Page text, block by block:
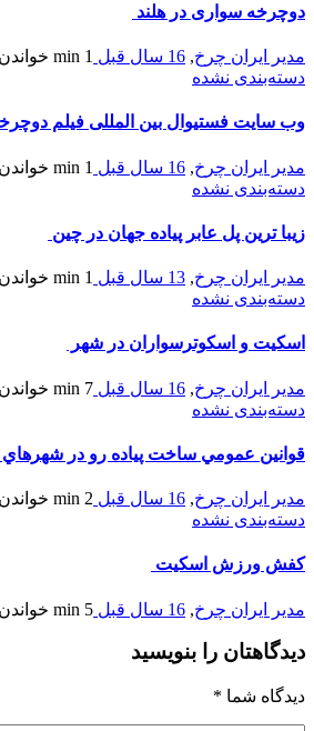
دوچرخه سواری در هلند
مدیر ایران چرخ, 16 سال قبل 1 min
خواندن
دسته‌بندی نشده
وب سایت فستیوال بین المللی فیلم
مدیر ایران چرخ, 16 سال قبل 1 min
خواندن
دسته‌بندی نشده
زیبا ترین پل عابر پیاده جهان در چین
مدیر ایران چرخ, 13 سال قبل 1 min
خواندن
دسته‌بندی نشده
اسكيت و اسكوترسواران در شهر
مدیر ایران چرخ, 16 سال قبل 7 min
خواندن
دسته‌بندی نشده
قوانين عمومي ساخت پياده رو در شهرهاي
مدیر ایران چرخ, 16 سال قبل 2 min
خواندن
دسته‌بندی نشده
کفش ورزش اسکیت
مدیر ایران چرخ, 16 سال قبل 5 min خواندن
دیدگاهتان را بنویسید
دیدگاه شما *